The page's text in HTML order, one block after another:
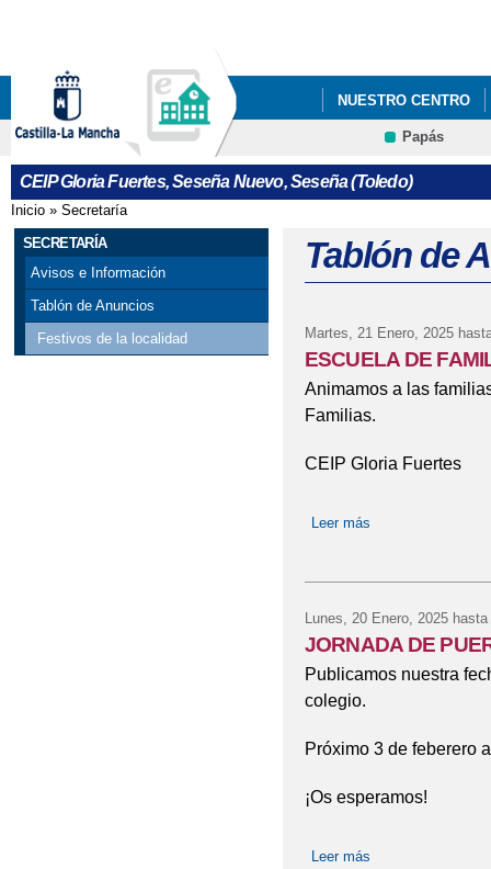
NUESTRO CENTRO
Papás
CEIP Gloria Fuertes, Seseña Nuevo, Seseña (Toledo)
Se encuentra usted aquí
Inicio » Secretaría
SECRETARÍA
Avisos e Información
Tablón de Anuncios
Festivos de la localidad
Tablón de
Martes, 21 Enero, 2025
ESCUELA DE
Animamos a las
Familias.
CEIP Gloria Fuertes
Leer más
Lunes, 20 Enero, 2025
JORNADA DE
Publicamos nuestra
colegio.
Próximo 3 de feberero
¡Os esperamos!
Leer más